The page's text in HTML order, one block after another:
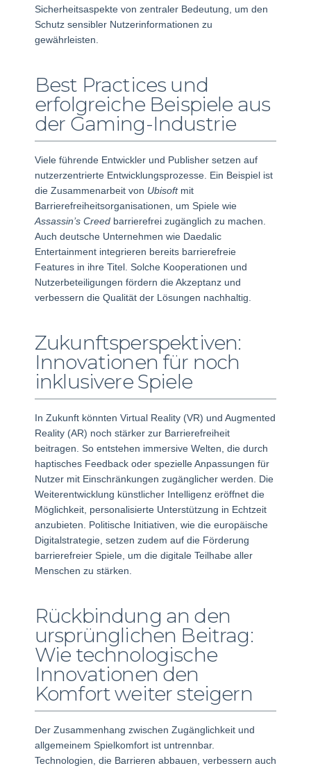
Sicherheitsaspekte von zentraler Bedeutung, um den
Schutz sensibler Nutzerinformationen zu
gewährleisten.
Best Practices und
erfolgreiche Beispiele aus
der Gaming-Industrie
Viele führende Entwickler und Publisher setzen auf
nutzerzentrierte Entwicklungsprozesse. Ein Beispiel ist
die Zusammenarbeit von Ubisoftmit
Barrierefreiheitsorganisationen, um Spiele wie
Assassin’s Creed barrierefrei zugänglich zu machen.
Auch deutsche Unternehmen wie Daedalic
Entertainment integrieren bereits barrierefreie
Features in ihre Titel. Solche Kooperationen und
Nutzerbeteiligungen fördern die Akzeptanz und
verbessern die Qualität der Lösungen nachhaltig.
Zukunftsperspektiven:
Innovationen für noch
inklusivere Spiele
In Zukunft könnten Virtual Reality (VR) und Augmented
Reality (AR) noch stärker zur Barrierefreiheit
beitragen. So entstehen immersive Welten, die durch
haptisches Feedback oder spezielle Anpassungen für
Nutzer mit Einschränkungen zugänglicher werden. Die
Weiterentwicklung künstlicher Intelligenz eröffnet die
Möglichkeit, personalisierte Unterstützung in Echtzeit
anzubieten. Politische Initiativen, wie die europäische
Digitalstrategie, setzen zudem auf die Förderung
barrierefreier Spiele, um die digitale Teilhabe aller
Menschen zu stärken.
Rückbindung an den
ursprünglichen Beitrag:
Wie technologische
Innovationen den
Komfort weiter steigern
Der Zusammenhang zwischen Zugänglichkeit und
allgemeinem Spielkomfort ist untrennbar.
Technologien, die Barrieren abbauen, verbessern auch